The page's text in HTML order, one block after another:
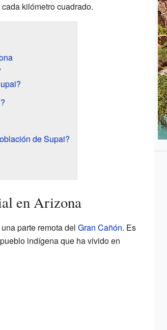
kilómetro cuadrado.
de Supai?
en Arizona
parte remota del Gran Cañón. Es
indígena que ha vivido en